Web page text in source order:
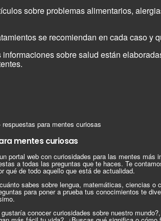
sobre problemas alimentarios,
se recomiendan en cada caso
informaciones sobre salud están
mentes curiosas
portal web con curiosidades para las mentes más
a todas las preguntas que te haces. Te
qué de todo aquello que está de actualidad.
sabes sobre lengua, matemáticas, ciencias o
para poner a prueba tus conocimientos te
conocer curiosidades sobre nuestro